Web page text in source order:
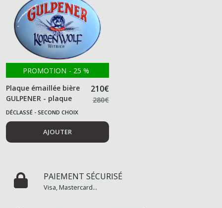
PROMOTION - 25 %
Plaque émaillée bière
GULPENER - plaque
originale
210€
280€
DÉCLASSÉ - SECOND CHOIX
AJOUTER
PAIEMENT SÉCURISÉ
Visa, Mastercard...